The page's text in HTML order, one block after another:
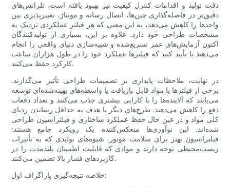
دقت تولید و اقدامات کنترل کیفیت نیز بهبود یافته است. تلرانس‌های
دقیق‌تر در فاصله‌گذاری چین‌ها، اتصال رسانه و مونتاژ، تغییرپذیری بین
واحدها را کاهش می‌دهد، به این معنی که هر فیلتر عملکردی نزدیک به
مشخصات طراحی خود دارد. علاوه بر این، بسیاری از تولیدکنندگان
اکنون آزمایش‌های عمر تسریع‌شده و شبیه‌سازی دنیای واقعی را انجام
می‌دهند تا تأیید کنند که فیلترها عملکرد خود را در طول هزاران ساعت
کارکرد حفظ می‌کنند.
در نهایت، ملاحظات پایداری بر تصمیمات طراحی تأثیر می‌گذارند.
برخی از فیلترها با مواد قابل بازیافت یا واسطه‌های بهینه‌شده‌ای توسعه
می‌یابند که آلاینده‌ها را با کارایی بیشتری جذب می‌کنند و تعداد دفعات
دفع را کاهش می‌دهند. طرح‌های دیگر با هدف به حداقل رساندن ردپای
کلی مواد و در عین حال حفظ عملکرد ساختاری و فیلتراسیون طراحی
شده‌اند. این نوآوری‌ها منعکس‌کننده یک رویکرد جامع هستند:
فیلتراسیون بهتر برای سلامت موتور، شیوه‌های تولیدی که به تأثیرات
زیست‌محیطی توجه دارند و موادی که قابلیت اطمینان بلندمدت را در
کاربردهای فشار بالا تضمین می‌کنند.
خلاصه نتیجه‌گیری پاراگراف اول: